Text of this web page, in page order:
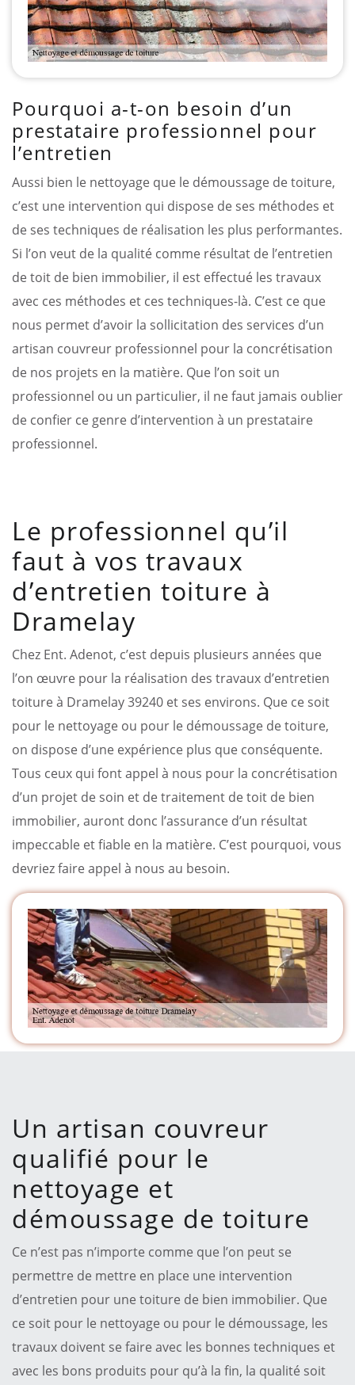
Pourquoi a-t-on besoin d’un
prestataire professionnel pour
l’entretien
Aussi bien le nettoyage que le démoussage de toiture,
c’est une intervention qui dispose de ses méthodes et
de ses techniques de réalisation les plus performantes.
Si l’on veut de la qualité comme résultat de l’entretien
de toit de bien immobilier, il est effectué les travaux
avec ces méthodes et ces techniques-là. C’est ce que
nous permet d’avoir la sollicitation des services d’un
artisan couvreur professionnel pour la concrétisation
de nos projets en la matière. Que l’on soit un
professionnel ou un particulier, il ne faut jamais oublier
de confier ce genre d’intervention à un prestataire
professionnel.
Le professionnel qu’il
faut à vos travaux
d’entretien toiture à
Dramelay
Chez Ent. Adenot, c’est depuis plusieurs années que
l’on œuvre pour la réalisation des travaux d’entretien
toiture à Dramelay 39240 et ses environs. Que ce soit
pour le nettoyage ou pour le démoussage de toiture,
on dispose d’une expérience plus que conséquente.
Tous ceux qui font appel à nous pour la concrétisation
d’un projet de soin et de traitement de toit de bien
immobilier, auront donc l’assurance d’un résultat
impeccable et fiable en la matière. C’est pourquoi, vous
devriez faire appel à nous au besoin.
Un artisan couvreur
qualifié pour le
nettoyage et
démoussage de toiture
Ce n’est pas n’importe comme que l’on peut se
permettre de mettre en place une intervention
d’entretien pour une toiture de bien immobilier. Que
ce soit pour le nettoyage ou pour le démoussage, les
travaux doivent se faire avec les bonnes techniques et
avec les bons produits pour qu’à la fin, la qualité soit